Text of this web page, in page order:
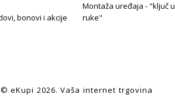
bonovi i akcije
Montaža uređaja - "ključ u
ruke"
© eKupi 2026. Vaša internet trgovina